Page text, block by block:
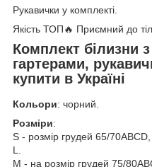
Рукавички у комплекті.
Якість ТОП🔥 Приємний до
Комплект білизни
гартерами,
купити в Україні
Кольори: чорний.
Розміри:
S - розмір грудей 65/
L.
M - на розмір грудей 75/